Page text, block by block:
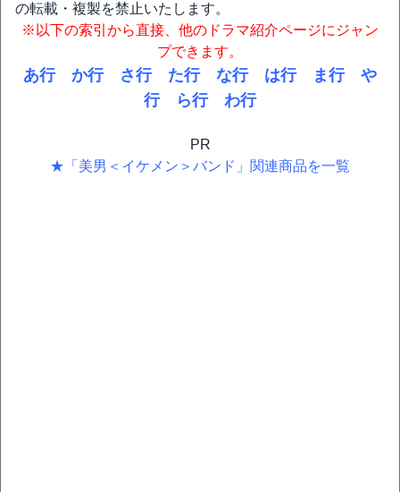
の転載・複製を禁止いたします。
※以下の索引から直接、他のドラマ紹介ページにジャン
プできます。
あ行 か行 さ行 た行 な行 は行 ま行
や
行
ら行 わ行
PR
★「美男＜イケメン＞バンド」関連商品を一覧